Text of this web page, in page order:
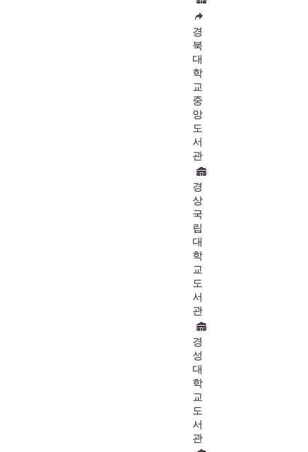
경
북
대
학
교
중
앙
도
서
관
경
상
국
립
대
학
교
도
서
관
경
성
대
학
교
도
서
관